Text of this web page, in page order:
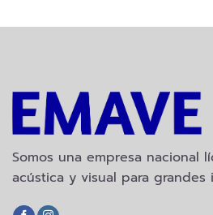
Somos una empresa nacional
acústica y visual para grandes